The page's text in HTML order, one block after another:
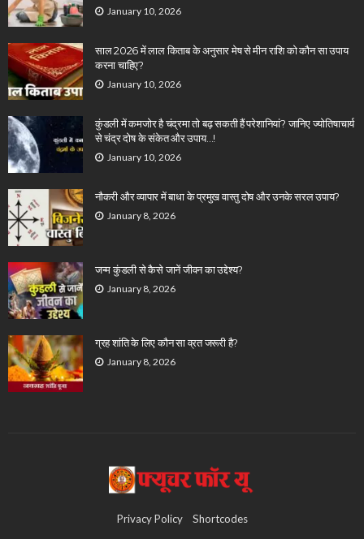
January 10, 2026
साल 2026 में लाल किताब के अनुसार मेष से मीन राशि को कौन सा उपाय
करना चाहिए?
January 10, 2026
कुंडली में कमजोर है चंद्रमा तो बढ़ सकती हैं परेशानियां? जानिए ज्योतिषाचार्य
से चंद्र दोष के संकेत और उपाय…!
January 10, 2026
नौकरी और व्यापार में बाधा के प्रमुख वास्तु दोष और उनके सरल उपाय?
January 8, 2026
जन्म कुंडली से कैसे जानें जीवन का उद्देश्य?
January 8, 2026
ग्रह शांति के लिए कौन सा व्रत जरूरी है?
January 8, 2026
Privacy Policy Shortcodes